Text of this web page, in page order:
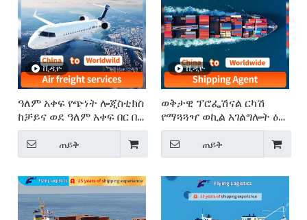
ቪዲዮ
ዓለም አቀፍ የጭነት ሎጂስቲክስ
ከቻይና ወደ ዓለም አቀፍ በር በር
ሎጅስቲክስ
ጠይቅ
ቪዲዮ
ወቅታዊ ፕሮፌሽናል ርካሽ
የማጓጓዣ ወኪል አገልግሎት ዕቃ
ማስጫኛ ወደ ዓለም አቀፍ
መላኪያ
ጠይቅ